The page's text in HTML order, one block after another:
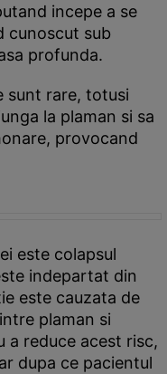
incepe a se
cunoscut sub
profunda.
sunt rare, totusi
la plaman si sa
provocand
este colapsul
indepartat din
este cauzata de
plaman si
a reduce acest risc,
dupa ce pacientul